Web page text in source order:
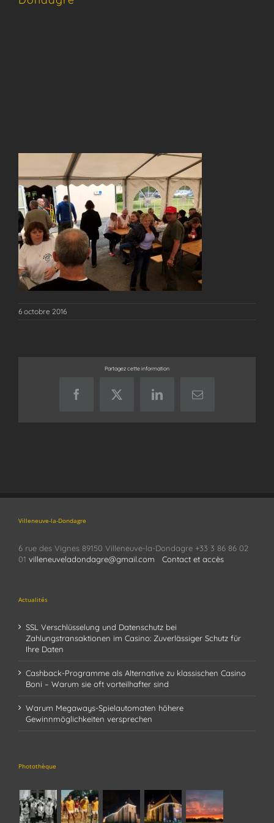
6 octobre 2016
Partagez cette information
FacebookX LinkedInEmail
Villeneuve-la-Dondagre
6 rue des Vignes 89150 Villeneuve-la-Dondagre +33 3 86 86 02
01 villeneuveladondagre@gmail.com Contact et accès
Actualités
SSL Verschlüsselung und Datenschutz bei
Zahlungstransaktionen im Casino: Zuverlässiger Schutz für
Ihre Daten
Cashback-Programme als Alternative zu klassischen Casino
Boni – Warum sie oft vorteilhafter sind
Warum Megaways-Spielautomaten höhere
Gewinnmöglichkeiten versprechen
Photothèque